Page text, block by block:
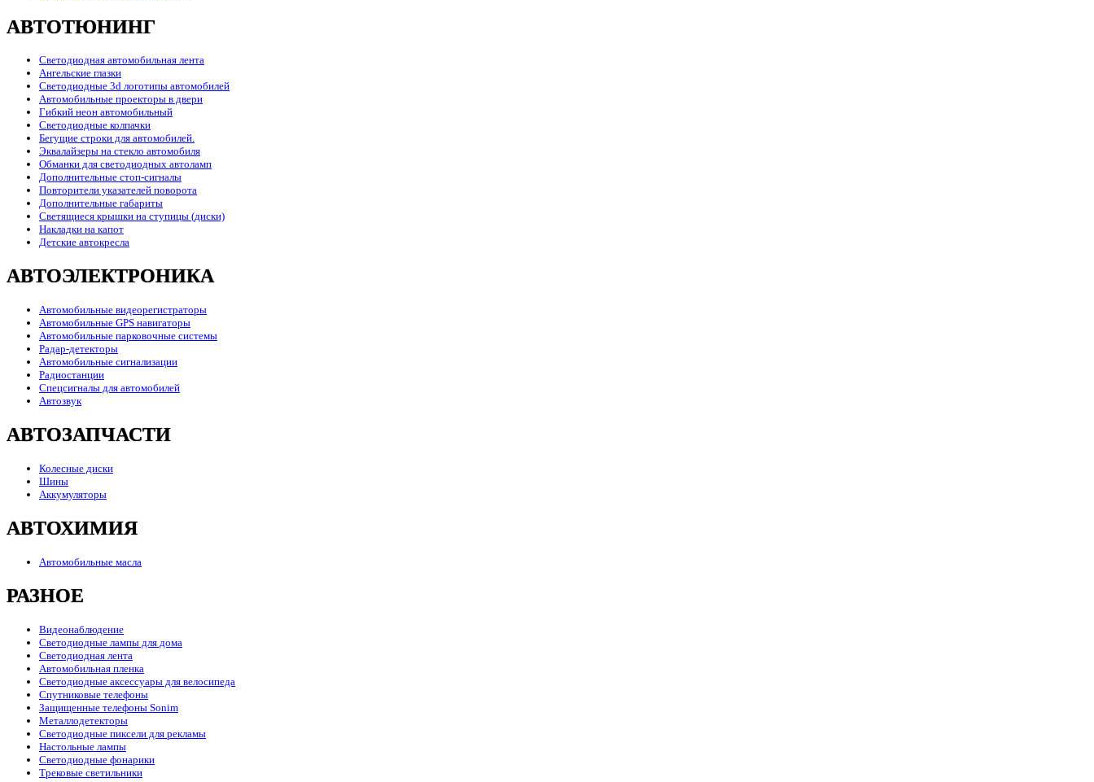
АВТОТЮНИНГ
Светодиодная автомобильная лента
Ангельские глазки
Светодиодные 3d логотипы автомобилей
Автомобильные проекторы в двери
Гибкий неон автомобильный
Светодиодные колпачки
Бегущие строки для автомобилей.
Эквалайзеры на стекло автомобиля
Обманки для светодиодных автоламп
Дополнительные стоп-сигналы
Повторители указателей поворота
Дополнительные габариты
Светящиеся крышки на ступицы (диски)
Накладки на капот
Детские автокресла
АВТОЭЛЕКТРОНИКА
Автомобильные видеорегистраторы
Автомобильные GPS навигаторы
Автомобильные парковочные системы
Радар-детекторы
Автомобильные сигнализации
Радиостанции
Спецсигналы для автомобилей
Автозвук
АВТОЗАПЧАСТИ
Колесные диски
Шины
Аккумуляторы
АВТОХИМИЯ
Автомобильные масла
РАЗНОЕ
Видеонаблюдение
Светодиодные лампы для дома
Светодиодная лента
Автомобильная пленка
Светодиодные аксессуары для велосипеда
Спутниковые телефоны
Защищенные телефоны Sonim
Металлодетекторы
Светодиодные пиксели для рекламы
Настольные лампы
Светодиодные фонарики
Трековые светильники